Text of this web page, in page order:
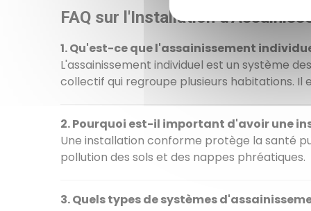
FAQ sur l'Installation
1. Qu'est-ce que l'assainissement
L'assainissement individuel est un système
collectif qui regroupe plusieurs habitations.
2. Pourquoi est-il important d'avoir une
Une installation conforme protège la santé
pollution des sols et des nappes phréatiques.
3. Quels types de systèmes